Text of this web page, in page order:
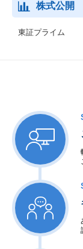
株式公開
東証プライム